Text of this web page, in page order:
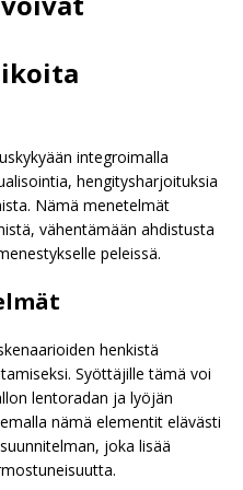
integroimalla
hengitysharjoituksia
Nämä menetelmät
vähentämään ahdistusta
peleissä.
henkistä
Syöttäjille tämä voi
lentoradan ja lyöjän
nämä elementit elävästi
joka lisää